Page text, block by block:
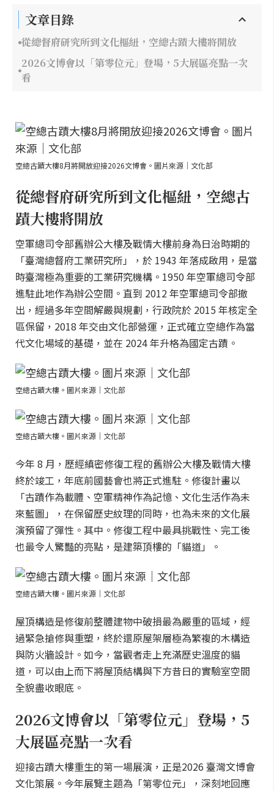
文章目錄
從總督府研究所到文化樞紐，空總古蹟大樓將開放
2026文博會以「第零位元」登場，5大展區亮點一次
看
空總古蹟大樓8月將開放迎接2026文博會。圖片來源｜文化部
從總督府研究所到文化樞紐，空總古
蹟大樓將開放
空軍總司令部舊辦公大樓及戰情大樓前身為日治時期的
「臺灣總督府工業研究所」，於 1943 年落成啟用，是當
時臺灣極為重要的工業研究機構。1950 年空軍總司令部
進駐此地作為辦公空間。直到 2012 年空軍總司令部撤
出，經過多年空間解嚴與規劃，行政院於 2015 年核定全
區保留，2018 年交由文化部營運，正式確立空總作為當
代文化場域的基礎，並在 2024 年升格為國定古蹟。
空總古蹟大樓。圖片來源｜文化部
空總古蹟大樓。圖片來源｜文化部
今年 8 月，歷經縝密修復工程的舊辦公大樓及戰情大樓
終於竣工，年底前國藝會也將正式進駐。修復計畫以
「古蹟作為載體、空軍精神作為記憶、文化生活作為未
來藍圖」，在保留歷史紋理的同時，也為未來的文化展
演預留了彈性。其中。修復工程中最具挑戰性、完工後
也最令人驚豔的亮點，是建築頂樓的「貓道」。
空總古蹟大樓。圖片來源｜文化部
屋頂構造是修復前整體建物中破損最為嚴重的區域，經
過緊急搶修與重塑，終於還原屋架層極為繁複的木構造
與防火牆設計。如今，當觀者走上充滿歷史溫度的貓
道，可以由上而下將屋頂結構與下方昔日的實驗室空間
全貌盡收眼底。
2026文博會以「第零位元」登場，5
大展區亮點一次看
迎接古蹟大樓重生的第一場展演，正是2026 臺灣文博會
文化策展。今年展覽主題為「第零位元」，深刻地回應